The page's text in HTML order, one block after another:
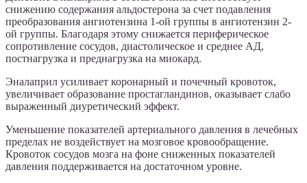
снижению содержания альдостерона за счет подавления
преобразования ангиотензина 1-ой группы в ангиотензин 2-
ой группы. Благодаря этому снижается периферическое
сопротивление сосудов, диастолическое и среднее АД,
постнагрузка и преднагрузка на миокард.
Эналаприл усиливает коронарный и почечный кровоток,
увеличивает образование простагландинов, оказывает слабо
выраженный диуретический эффект.
Уменьшение показателей артериального давления в лечебных
пределах не воздействует на мозговое кровообращение.
Кровоток сосудов мозга на фоне сниженных показателей
давления поддерживается на достаточном уровне.